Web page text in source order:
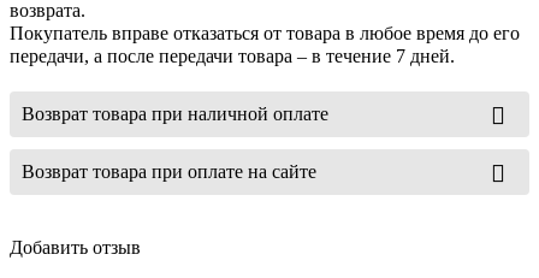
возврата.
Покупатель вправе отказаться от товара в любое время до его
передачи, а после передачи товара – в течение 7 дней.
Возврат товара при наличной оплате
Возврат товара при оплате на сайте
Добавить отзыв